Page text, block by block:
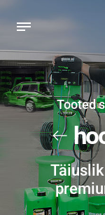
Tooted